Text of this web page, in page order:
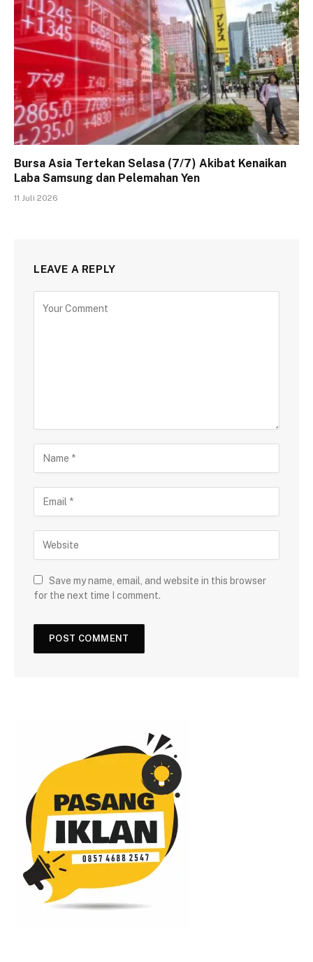
Bursa Asia Tertekan Selasa (7/7) Akibat Kenaikan
Laba Samsung dan Pelemahan Yen
11 Juli 2026
LEAVE A REPLY
Save my name, email, and website in this browser
for the next time I comment.